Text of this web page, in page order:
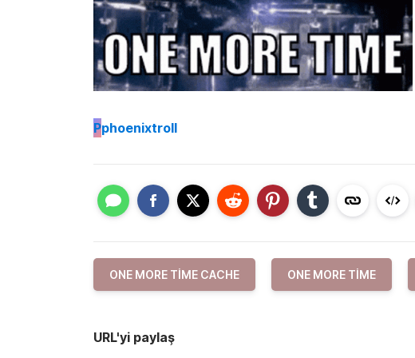
Pphoenixtroll
ONE MORE TIME CACHE ONE MORE TIME
URL'yi paylaş